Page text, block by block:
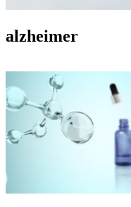
alzheimer